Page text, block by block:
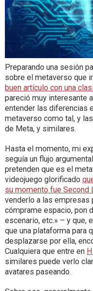
Preparando una sesión
sobre el metaverso que
buen artículo con una
pareció muy interesante
entender las diferencias
metaverso como tal, y
de Meta, y similares.
Hasta el momento, mi
seguía un flujo
pretenden que es el
videojuego glorificado
su momento fue Second
venderlo a las empresas
cómprame espacio, pon
escenario, etc.» – y que,
que una plataforma para
desplazarse por ella,
Cualquiera que entre en
similares puede verlo
avatares paseando.